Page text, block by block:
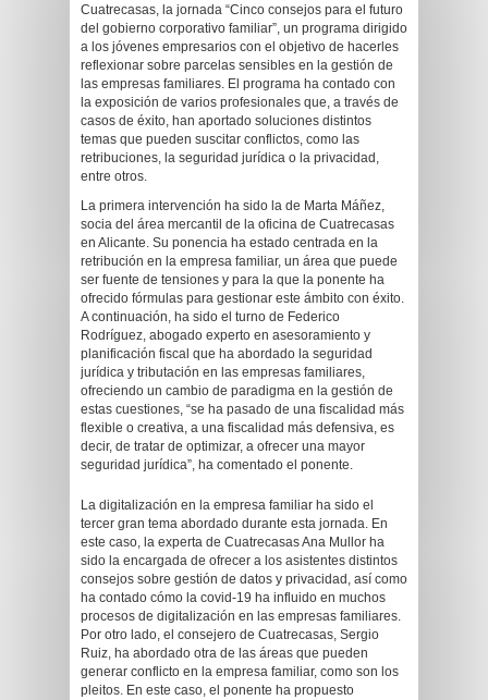
Cuatrecasas, la jornada “Cinco consejos para el futuro
del gobierno corporativo familiar”, un programa dirigido
a los jóvenes empresarios con el objetivo de hacerles
reflexionar sobre parcelas sensibles en la gestión de
las empresas familiares. El programa ha contado con
la exposición de varios profesionales que, a través de
casos de éxito, han aportado soluciones distintos
temas que pueden suscitar conflictos, como las
retribuciones, la seguridad jurídica o la privacidad,
entre otros.
La primera intervención ha sido la de Marta Máñez,
socia del área mercantil de la oficina de Cuatrecasas
en Alicante. Su ponencia ha estado centrada en la
retribución en la empresa familiar, un área que puede
ser fuente de tensiones y para la que la ponente ha
ofrecido fórmulas para gestionar este ámbito con éxito.
A continuación, ha sido el turno de Federico
Rodríguez, abogado experto en asesoramiento y
planificación fiscal que ha abordado la seguridad
jurídica y tributación en las empresas familiares,
ofreciendo un cambio de paradigma en la gestión de
estas cuestiones, “se ha pasado de una fiscalidad más
flexible o creativa, a una fiscalidad más defensiva, es
decir, de tratar de optimizar, a ofrecer una mayor
seguridad jurídica”, ha comentado el ponente.
La digitalización en la empresa familiar ha sido el
tercer gran tema abordado durante esta jornada. En
este caso, la experta de Cuatrecasas Ana Mullor ha
sido la encargada de ofrecer a los asistentes distintos
consejos sobre gestión de datos y privacidad, así como
ha contado cómo la covid-19 ha influido en muchos
procesos de digitalización en las empresas familiares.
Por otro lado, el consejero de Cuatrecasas, Sergio
Ruiz, ha abordado otra de las áreas que pueden
generar conflicto en la empresa familiar, como son los
pleitos. En este caso, el ponente ha propuesto